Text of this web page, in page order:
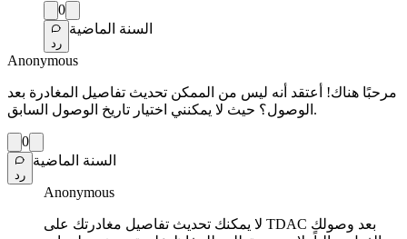
0
رد
السنة الماضية
Anonymous
مرحبًا هناك! أعتقد أنه ليس من الممكن تحديث تفاصيل المغادرة بعد
الوصول؟ حيث لا يمكنني اختيار تاريخ الوصول السابق.
0
رد
السنة الماضية
Anonymous
لا يمكنك تحديث تفاصيل مغادرتك على TDAC بعد وصولك